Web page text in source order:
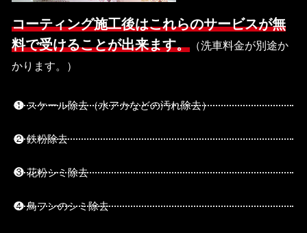
コーティング施工後はこれらのサービスが無
料で受けることが出来ます。 （洗車料金が別途か
かります。）
❶ スケール除去（水アカなどの汚れ除去）
❷ 鉄粉除去
❸ 花粉シミ除去
❹ 鳥フンのシミ除去